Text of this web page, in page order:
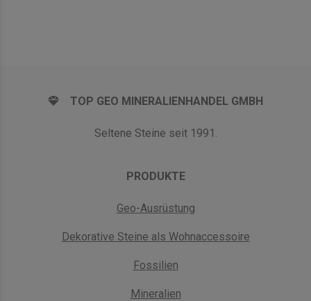
TOP GEO MINERALIENHANDEL GMBH
Seltene Steine seit 1991.
PRODUKTE
Geo-Ausrüstung
Dekorative Steine als Wohnaccessoire
Fossilien
Mineralien